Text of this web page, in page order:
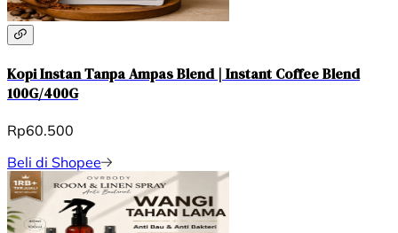
Kopi Instan Tanpa Ampas Blend | Instant Coffee Blend
100G/400G
Rp60.500
Beli di Shopee